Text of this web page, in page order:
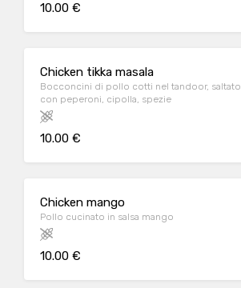
10.00 €
Chicken tikka masala
Bocconcini di pollo cotti nel tandoor, saltato
con peperoni, cipolla, spezie
10.00 €
Chicken mango
Pollo cucinato in salsa mango
10.00 €